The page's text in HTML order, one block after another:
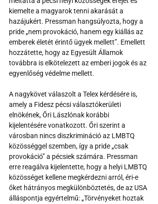
kiemelte a magyarok tenni akarását a
hazájukért. Pressman hangsúlyozta, hogy a
pride „nem provokáció, hanem egy kiállás az
emberek életét érintő ügyek mellett”. Emellett
hozzátette, hogy az Egyesült Államok
továbbra is elkötelezett az emberi jogok és az
egyenlőség védelme mellett.
A nagykövet válaszolt a Telex kérdésére is,
amely a Fidesz pécsi választókerületi
elnökének, Őri Lászlónak korábbi
kijelentésére vonatkozott. Őri szerint a
városban nincs diszkrimináció az LMBTQ
közösséggel szemben, így a pride „csak
provokáció” a pécsiek számára. Pressman
erre reagálva kijelentette, hogy a helyi LMBTQ
közösséget kellene megkérdezni arról, éri-e
őket hátrányos megkülönböztetés, de az USA
álláspontja egyértelmű: „Törvényeket hoztak